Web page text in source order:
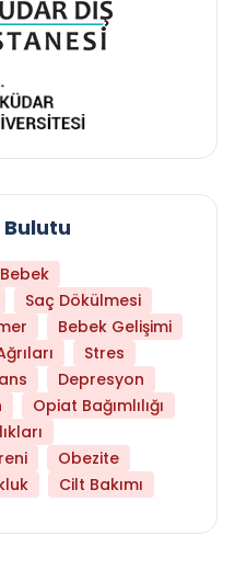
Saç Dökülmesi
Bebek Gelişimi
Stres
Depresyon
Opiat Bağımlılığı
Obezite
Cilt Bakımı